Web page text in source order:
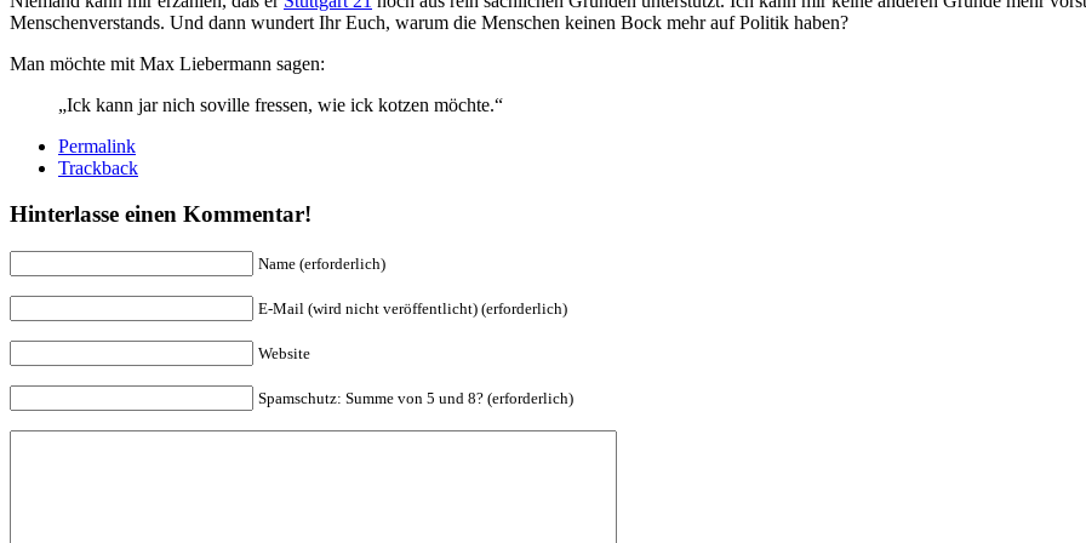
Menschenverstands. Und dann wundert Ihr Euch, warum die Menschen keinen Bock mehr auf Politik haben?
Man möchte mit Max Liebermann sagen:
„Ick kann jar nich soville fressen, wie ick kotzen möchte.“
Permalink
Trackback
Hinterlasse einen Kommentar!
Name (erforderlich)
E-Mail (wird nicht veröffentlicht) (erforderlich)
Website
Spamschutz: Summe von 5 und 8? (erforderlich)